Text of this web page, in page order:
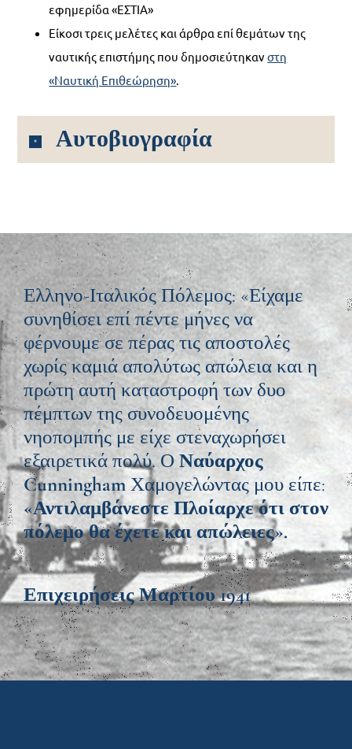
εφημερίδα «ΕΣΤΙΑ»
Είκοσι τρεις μελέτες και άρθρα επί θεμάτων της
ναυτικής επιστήμης που δημοσιεύτηκανστη
«Ναυτική Επιθεώρηση»
Αυτοβιογραφία
Ελληνο-Ιταλικός Πόλεμος: «Είχαμε
συνηθίσει επί πέντε μήνες να
φέρνουμε σε πέρας τις αποστολές
χωρίς καμιά απολύτως απώλεια και η
πρώτη αυτή καταστροφή των δυο
πέμπτων της συνοδευομένης
νηοπομπής με είχε στεναχωρήσει
εξαιρετικά πολύ. ΟΝαύαρχος
CunninghamΧαμογελώντας μου είπε:
«Αντιλαμβάνεστε Πλοίαρχε ότι στον
πόλεμο θα έχετε και απώλειες».
Επιχειρήσεις Μαρτίου 1941